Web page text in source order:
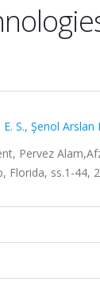
S., Şenol Arslan
Pervez
Florida, ss.1-44,